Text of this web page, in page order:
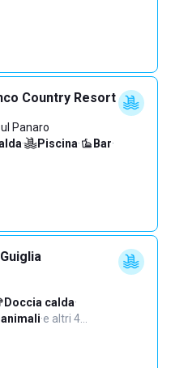
Country Resort
Panaro
· Piscina· Bar·
Doccia calda·
·e altri 4…